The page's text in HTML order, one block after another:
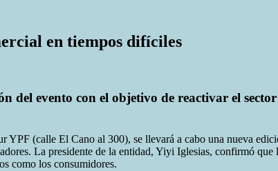
en tiempos difíciles
del evento con el objetivo de reactivar el
YPF (calle El Cano al 300), se llevará a cabo una nueva
La presidente de la entidad, Yiyi Iglesias, confirmó
como los consumidores.